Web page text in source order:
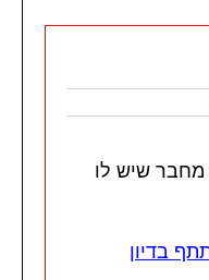
מחבר שיש לו
בדיון